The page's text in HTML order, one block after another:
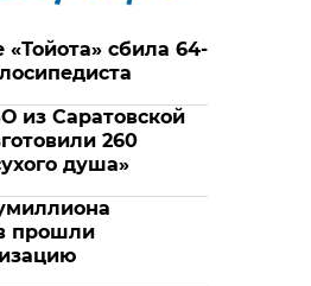
«Тойота» сбила 64-
из Саратовской
260
душа»
прошли